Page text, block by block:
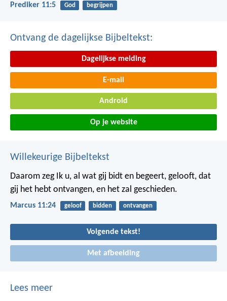
Prediker 11:5 God begrijpen
Ontvang de dagelijkse Bijbeltekst:
Dagelijkse melding
E-mail
Android
Op je website
Willekeurige Bijbeltekst
Daarom zeg Ik u, al wat gij bidt en begeert, gelooft, dat
gij het hebt ontvangen, en het zal geschieden.
Marcus 11:24 geloof bidden ontvangen
Volgende tekst!
Met afbeelding
Lees meer